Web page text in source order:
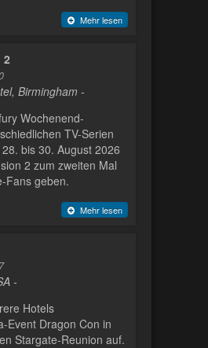
Mehr lesen
2
Birmingham -
Wochenend-
TV-Serien
bis 30. August 2026
2 zum zweiten Mal
Fans geben.
Mehr lesen
-
Hotels
Event Dragon Con in
Stargate-Reunion auf.